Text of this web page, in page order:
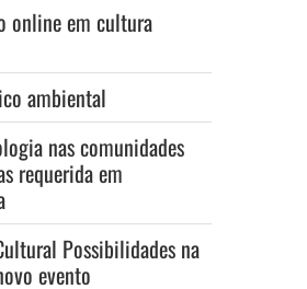
online em cultura
ambiental
nas comunidades
requerida em
Possibilidades na
evento